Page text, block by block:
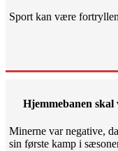
Sport kan være
Hjemmebanen
Minerne var negative,
sin første kamp i